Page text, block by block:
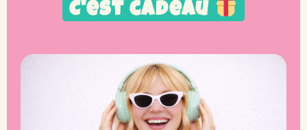
C'est cadeau